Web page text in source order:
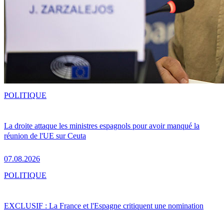
La droite attaque les ministres espagnols pour avoir manqué la
réunion de l'UE sur Ceuta
07.08.2026
POLITIQUE
EXCLUSIF : La France et l'Espagne critiquent une nomination
POLITIQUE